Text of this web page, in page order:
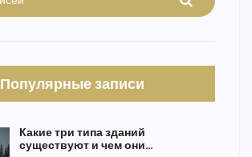
Популярные записи
Какие три типа зданий
существуют и чем они